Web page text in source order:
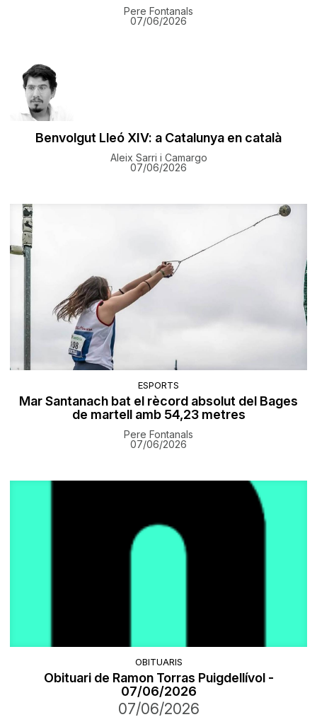
Pere Fontanals
07/06/2026
Benvolgut Lleó XIV: a Catalunya en català
Aleix Sarri i Camargo
07/06/2026
ESPORTS
Mar Santanach bat el rècord absolut del Bages
de martell amb 54,23 metres
Pere Fontanals
07/06/2026
OBITUARIS
Obituari de Ramon Torras Puigdellívol -
07/06/2026
07/06/2026